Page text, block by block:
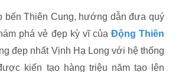
bến Thiên Cung, hướng dẫn đưa quý
phá vẻ đẹp kỳ vĩ của Động Thiên
đẹp nhất Vịnh Hạ Long với hệ thống
kiến tạo hàng triệu năm tạo lên